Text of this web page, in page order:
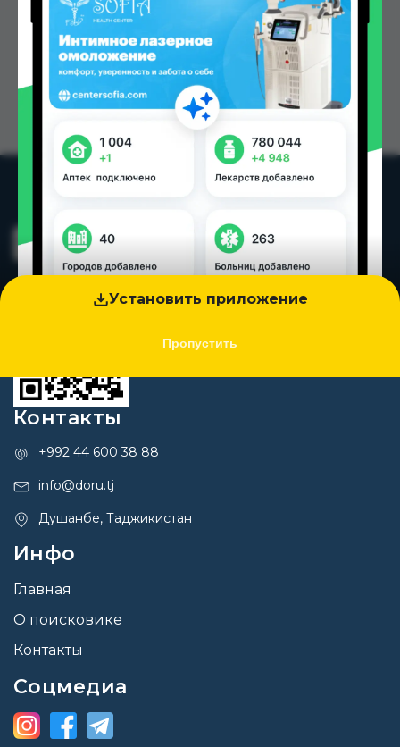
Установить приложение
Пропустить
Контакты
+992 44 600 38 88
info@doru.tj
Душанбе, Таджикистан
Инфо
Главная
О поисковике
Контакты
Соцмедиа